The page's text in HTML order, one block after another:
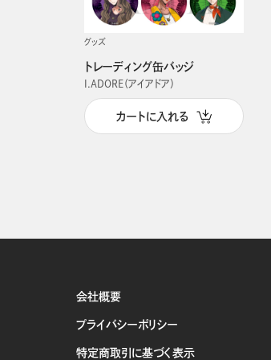
グッズ
トレーディング缶バッジ
I.ADORE（アイアドア）
カートに入れる
会社概要
プライバシーポリシー
特定商取引に基づく表示